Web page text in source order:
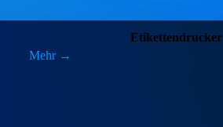
Etikettendrucker
Mehr →